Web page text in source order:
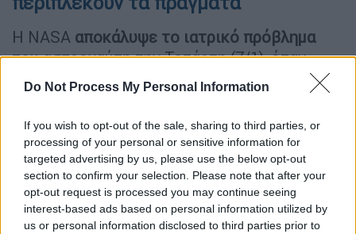
Do Not Process My Personal Information
If you wish to opt-out of the sale, sharing to third parties, or
processing of your personal or sensitive information for
targeted advertising by us, please use the below opt-out
section to confirm your selection. Please note that after your
opt-out request is processed you may continue seeing
interest-based ads based on personal information utilized by
us or personal information disclosed to third parties prior to
Η NASA αποκάλυψε το ιατρικό πρόβλημα
του αστροναύτη την Τετάρτη (7/1), όταν
ανακοίνωσε ότι η υπηρεσία αποφάσισε να
μια διαστημική βόλτα,
επικαλούμενη το αδιευκρίνιστο «ιατρικό
ζήτημα». «Αυτές είναι καταστάσεις για τις
οποίες η NASA και οι συνεργάτες μας
εκπαιδεύονται και προετοιμάζονταιγια να
τις εκτελέσουν με ασφάλεια», σημείωσε η
NASA σε δήλωσή της.